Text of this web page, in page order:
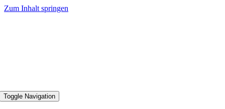
Zum Inhalt springen
Toggle Navigation